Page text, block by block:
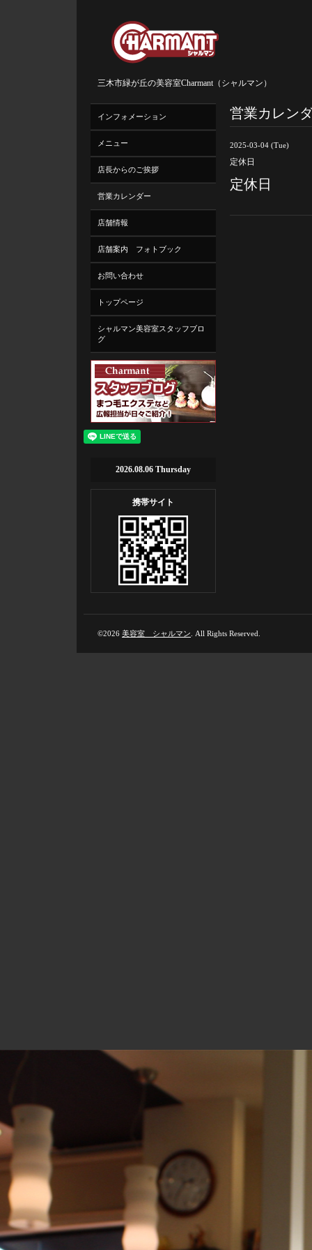
三木市緑が丘の美容室Charmant（シャルマン）
営業カレン
2025-03-04 (Tue)
定休日
定休日
インフォメーション
メニュー
店長からのご挨拶
営業カレンダー
店舗情報
店舗案内 フォトブック
お問い合わせ
トップページ
シャルマン美容室スタッフブロ
グ
2026.08.06 Thursday
携帯サイト
©2026 美容室 シャルマン . All Rights Reserved.